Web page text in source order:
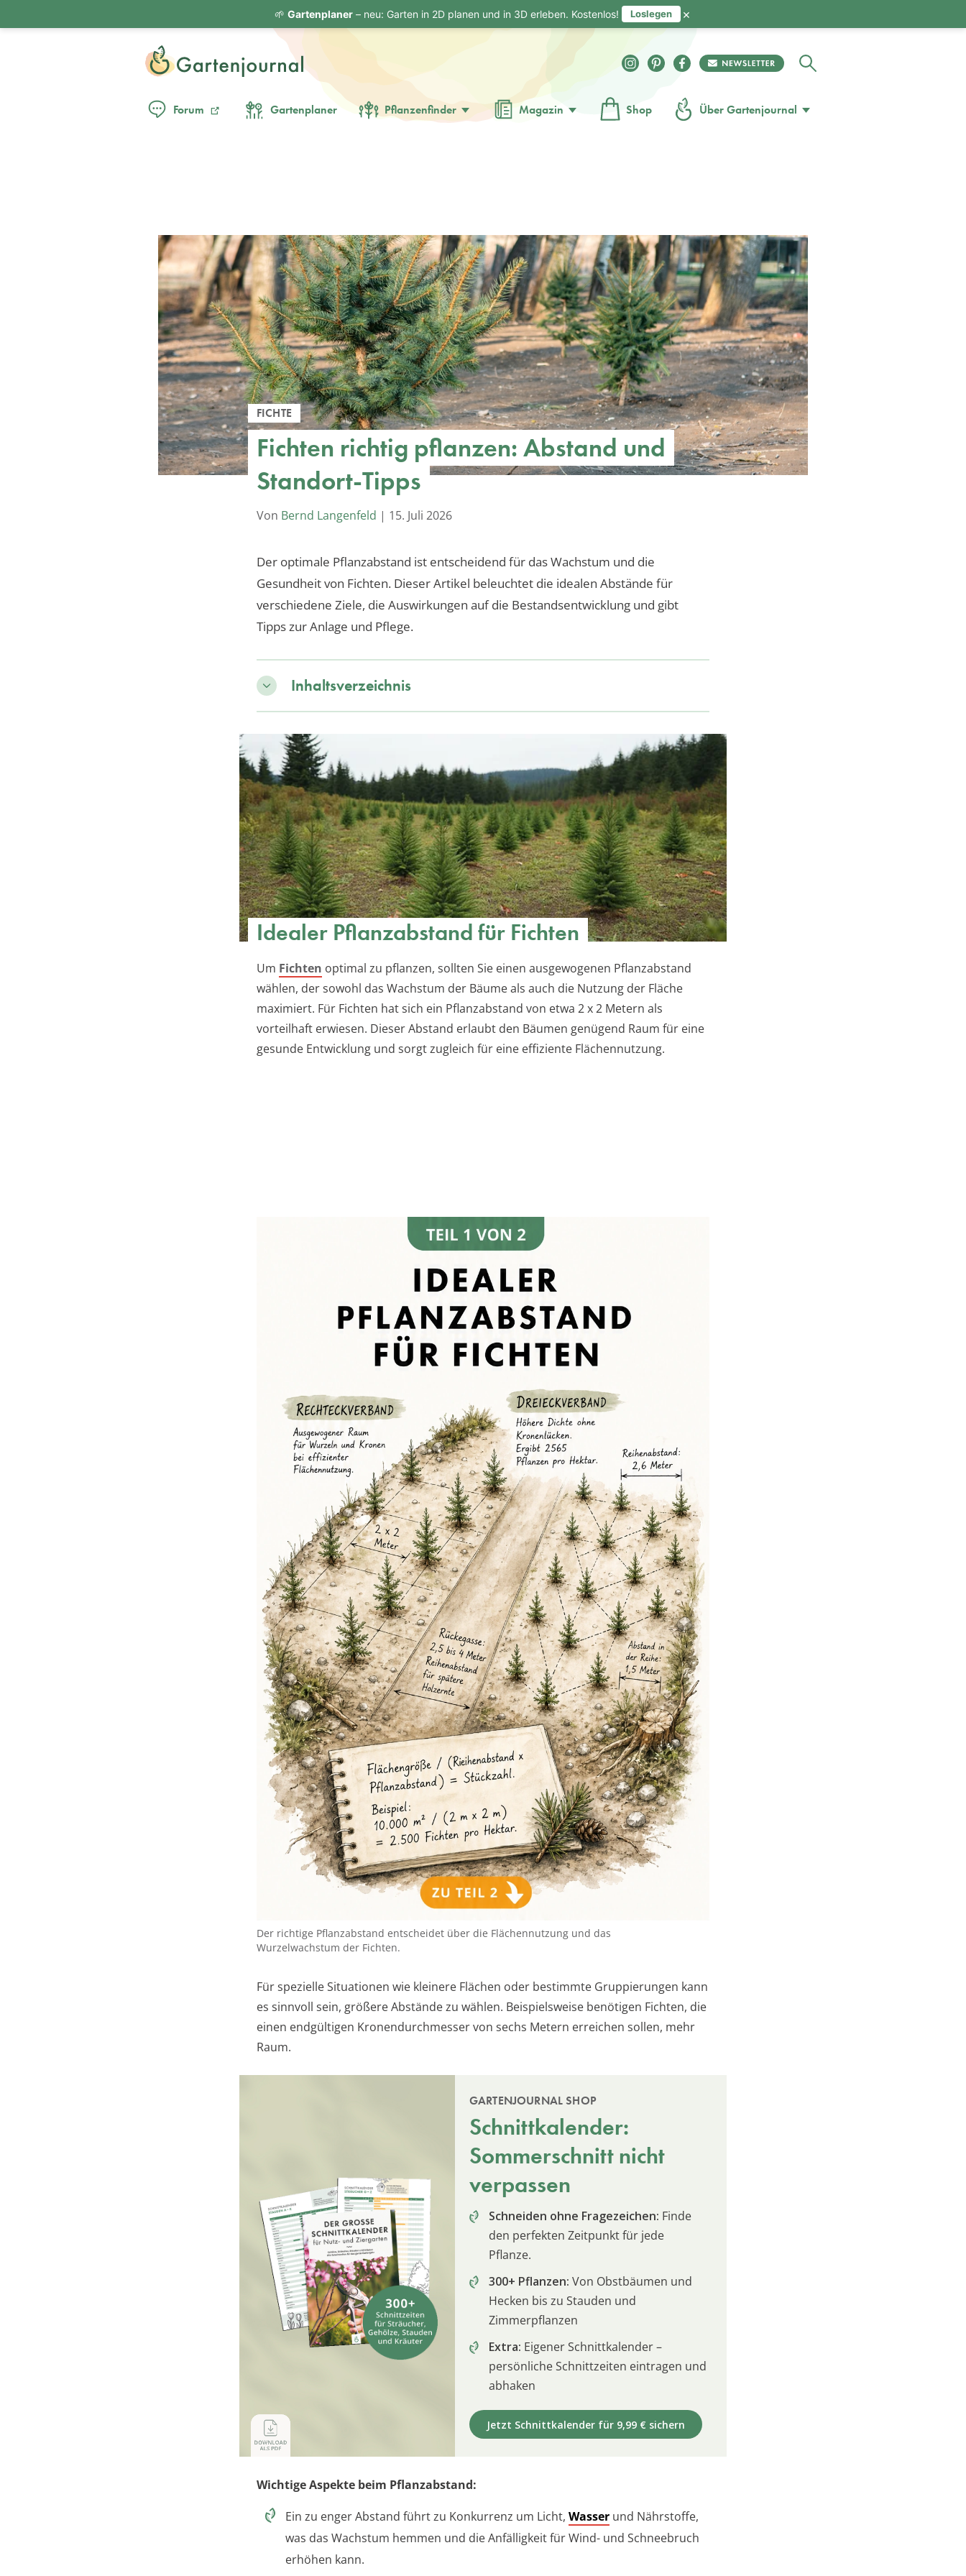
Forum Gartenplaner Pflanzenfinder Magazin Shop Über Gartenjournal
FICHTE
Fichten richtig pflanzen: Abstand und
Standort-Tipps
Von Bernd Langenfeld | 15. Juli 2026
Der optimale Pflanzabstand ist entscheidend für das Wachstum und die
Gesundheit von Fichten. Dieser Artikel beleuchtet die idealen Abstände für
verschiedene Ziele, die Auswirkungen auf die Bestandsentwicklung und gibt
Tipps zur Anlage und Pflege.
Inhaltsverzeichnis
Idealer Pflanzabstand für Fichten
Um Fichten optimal zu pflanzen, sollten Sie einen ausgewogenen Pflanzabstand
wählen, der sowohl das Wachstum der Bäume als auch die Nutzung der Fläche
maximiert. Für Fichten hat sich ein Pflanzabstand von etwa 2 x 2 Metern als
vorteilhaft erwiesen. Dieser Abstand erlaubt den Bäumen genügend Raum für eine
gesunde Entwicklung und sorgt zugleich für eine effiziente Flächennutzung.
Der richtige Pflanzabstand entscheidet über die Flächennutzung und das
Wurzelwachstum der Fichten.
Für spezielle Situationen wie kleinere Flächen oder bestimmte Gruppierungen kann
es sinnvoll sein, größere Abstände zu wählen. Beispielsweise benötigen Fichten, die
einen endgültigen Kronendurchmesser von sechs Metern erreichen sollen, mehr
Raum.
GARTENJOURNAL SHOP
Schnittkalender:
Sommerschnitt nicht
verpassen
Schneiden ohne Fragezeichen: Finde
den perfekten Zeitpunkt für jede
Pflanze.
300+ Pflanzen: Von Obstbäumen und
Hecken bis zu Stauden und
Zimmerpflanzen
Extra: Eigener Schnittkalender –
persönliche Schnittzeiten eintragen und
abhaken
Jetzt Schnittkalender für 9,99 € sichern
Wichtige Aspekte beim Pflanzabstand:
Ein zu enger Abstand führt zu Konkurrenz um Licht, Wasser und Nährstoffe,
was das Wachstum hemmen und die Anfälligkeit für Wind- und Schneebruch
erhöhen kann.
🌱 Gartenplaner– neu: Garten in 2D planen und in 3D erleben. Kostenlos! Loslegen ×